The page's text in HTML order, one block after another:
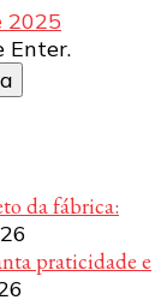
2025
Enter.
da fábrica:
praticidade e